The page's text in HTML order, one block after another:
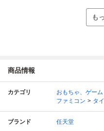
も
商品情報
カテゴリ おもちゃ、ゲーム
ファミコン
タ
ブランド 任天堂